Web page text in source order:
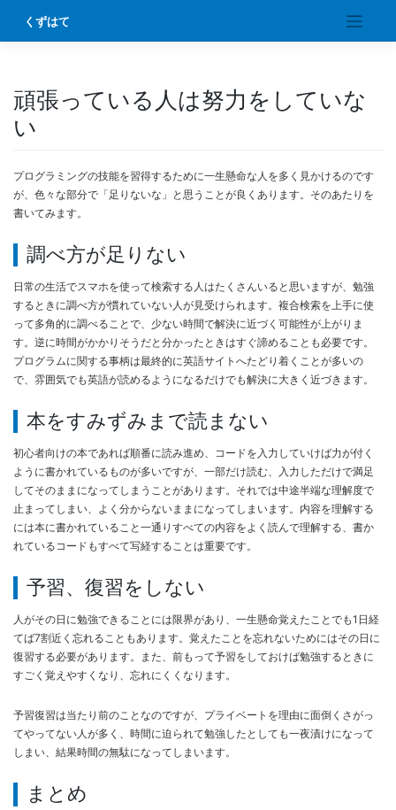
content
くずはて
頑張っている人は努力をしていな
い
プログラミングの技能を習得するために一生懸命な人を多く見かけるのです
が、色々な部分で「足りないな」と思うことが良くあります。そのあたりを
書いてみます。
調べ方が足りない
日常の生活でスマホを使って検索する人はたくさんいると思いますが、勉強
するときに調べ方が慣れていない人が見受けられます。複合検索を上手に使
って多角的に調べることで、少ない時間で解決に近づく可能性が上がりま
す。逆に時間がかかりそうだと分かったときはすぐ諦めることも必要です。
プログラムに関する事柄は最終的に英語サイトへたどり着くことが多いの
で、雰囲気でも英語が読めるようになるだけでも解決に大きく近づきます。
本をすみずみまで読まない
初心者向けの本であれば順番に読み進め、コードを入力していけば力が付く
ように書かれているものが多いですが、一部だけ読む、入力しただけで満足
してそのままになってしまうことがあります。それでは中途半端な理解度で
止まってしまい、よく分からないままになってしまいます。内容を理解する
には本に書かれていること一通りすべての内容をよく読んで理解する、書か
れているコードもすべて写経することは重要です。
予習、復習をしない
人がその日に勉強できることには限界があり、一生懸命覚えたことでも1日経
てば7割近く忘れることもあります。覚えたことを忘れないためにはその日に
復習する必要があります。また、前もって予習をしておけば勉強するときに
すごく覚えやすくなり、忘れにくくなります。
予習復習は当たり前のことなのですが、プライベートを理由に面倒くさがっ
てやってない人が多く、時間に迫られて勉強したとしても一夜漬けになって
しまい、結果時間の無駄になってしまいます。
まとめ